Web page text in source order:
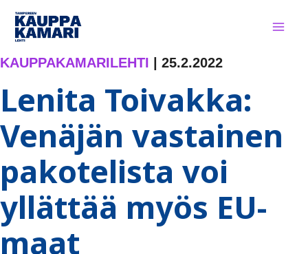
Siirry
sisältöön
KAUPPAKAMARILEHTI 25.2.2022
Lenita Toivakka:
Venäjän vastainen
pakotelista voi
yllättää myös EU-
maat